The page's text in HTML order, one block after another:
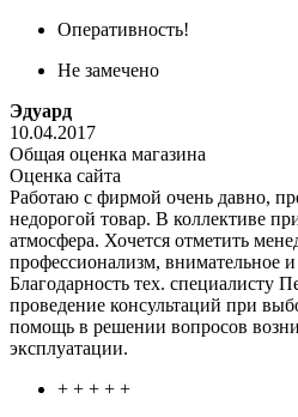
Оперативность!
Не замечено
Эдуард
10.04.2017
Общая оценка магазина
Оценка сайта
Работаю с фирмой очень давно,
недорогой товар. В коллективе
атмосфера. Хочется отметить
профессионализм, внимательное
Благодарность тех. специалисту
проведение консультаций при
помощь в решении вопросов
эксплуатации.
+ + + + +